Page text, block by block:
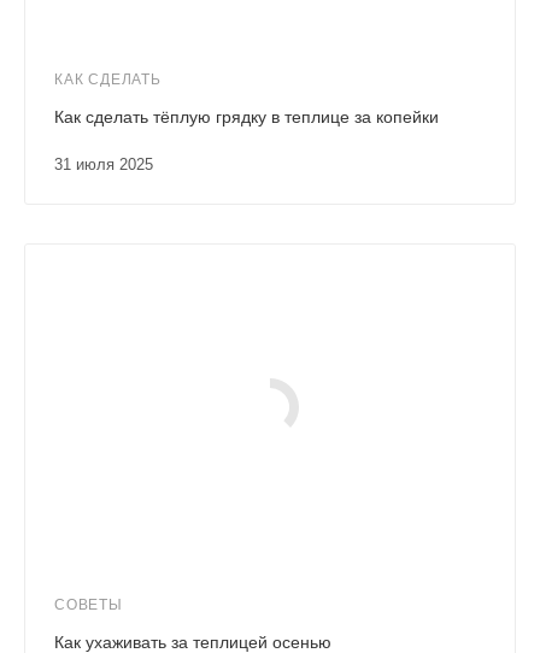
КАК СДЕЛАТЬ
31 июля 2025
Как сделать тёплую грядку в теплице за копейки
СОВЕТЫ
Как ухаживать за теплицей осенью